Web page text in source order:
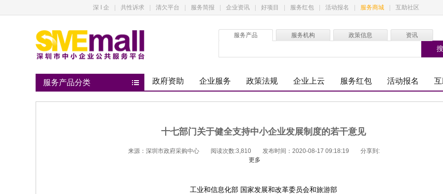
深 I 企 共性诉求 清欠平台 服务简报 企业资讯 好项目 服务红包 活动报名 服务商城 互助社区
服务产品 服务机构 政策信息
资讯
服务产品分类 政府资助 企业服务 政策法规 企业上云 服务红包 活动报名
十七部门关于健全支持中小企业发展制度的若干意见
来源：深圳市政府采购中心 阅读次数:3,810 发布时间：2020-08-17 09:18:19
分享到:
更多
工业和信息化部 国家发展和改革委员会和旅游部